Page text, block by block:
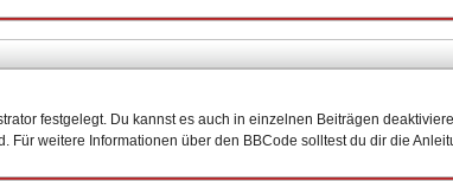
festgelegt. Du kannst es auch in einzelnen Beiträgen
weitere Informationen über den BBCode solltest du dir die